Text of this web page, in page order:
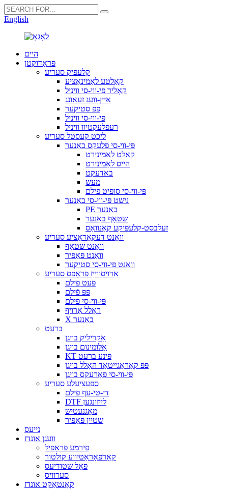
English
היים
פּראָדוקטן
קלעפּיק סעריע
קאַלטע לאַמינאַציע
קאָליר פּי-ווי-סי וויניל
איין-וועג זעאונג
פּפּ סטיקער
פּי-ווי-סי וויניל
רעפלעקטיוו וויניל
ליכט קעסטל סעריע
פּי-ווי-סי פלעקס באַנער
קאַלט לאַמינירט
הייס לאַמינירט
באדעקט
מעש
פּי-ווי-סי סופיט פילם
נישט פּי-ווי-סי באַנער
PE באַנער
שטאָף באַנער
זעלבסט-קלעפּיקע קאַנוואַס
וואַנט דעקאָראַציע סעריע
וואַנט שטאָף
וואַנט פּאַפּיר
וואַנט פּי-ווי-סי סטיקער
אַרויסווייַז פּראָפּס סעריע
פּעט פילם
פּפּ פֿילם
פּי-ווי-סי פילם
ראָלל אַרויף
X באַנער
ברעט
אַקריליק בויגן
אַלומינום בויגן
KT פּינע ברעט
פּפּ קאָראַגייטאַד האָלל בויגן
פּי-ווי-סי פאָרעקס בויגן
ספּעציעלע סעריע
די-טי-עף פילם
DTF לייזונגען
מאַגנעטיש
שטיין פּאַפּיר
נייעס
וועגן אונדז
פירמע פּראָפיל
קאָרפּאָראַטיווע קולטור
פאַל שטודיעס
סערוויס
קאָנטאַקט אונדז